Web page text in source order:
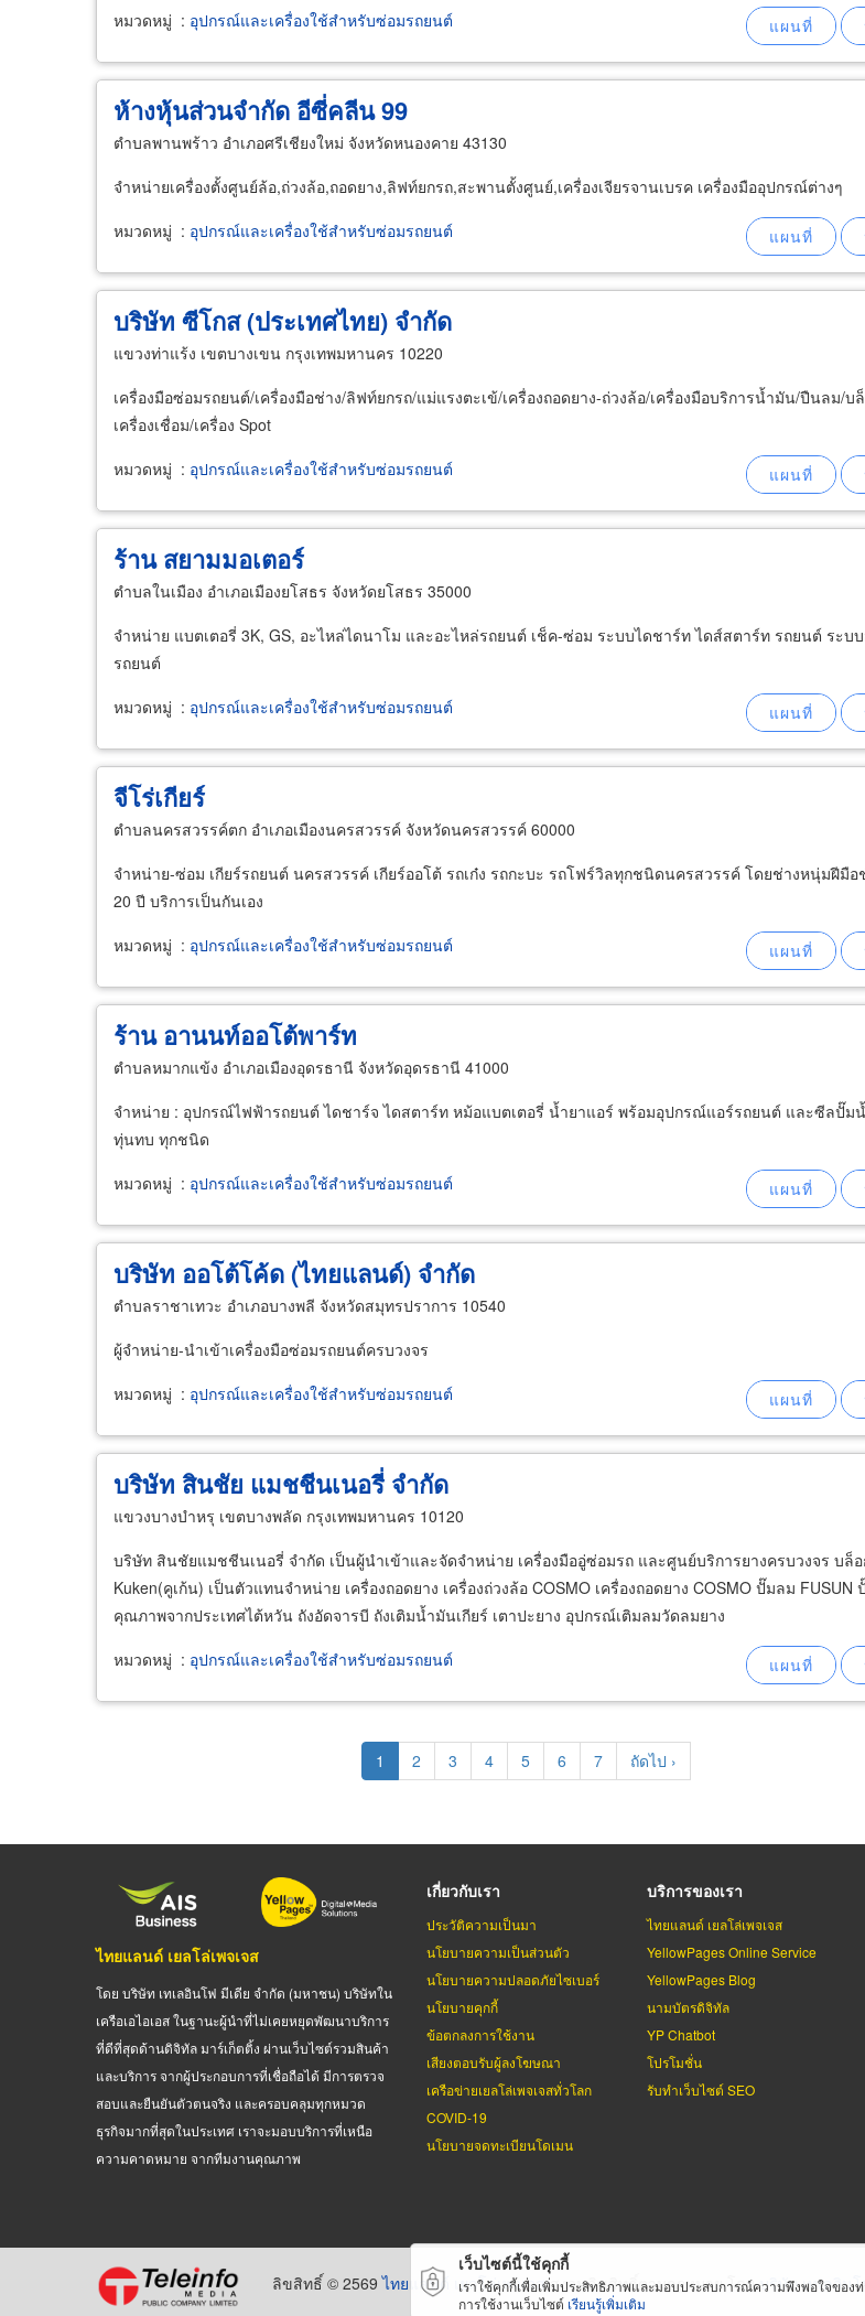
หมวดหมู่ : อุปกรณ์และเครื่องใช้สำหรับซ่อมรถยนต์
ห้างหุ้นส่วนจำกัด อีซี่คลีน 99
ตำบลพานพร้าว อำเภอศรีเชียงใหม่ จังหวัดหนองคาย 43130
จำหน่ายเครื่องตั้งศูนย์ล้อ,ถ่วงล้อ,ถอดยาง,ลิฟท์ยกรถ,สะพานตั้งศูนย์,เครื่องเจียรจานเบรค เครื่องมืออุปกรณ์ต่างๆ
หมวดหมู่ : อุปกรณ์และเครื่องใช้สำหรับซ่อมรถยนต์
บริษัท ซีโกส (ประเทศไทย) จำกัด
แขวงท่าแร้ง เขตบางเขน กรุงเทพมหานคร 10220
เครื่องมือซ่อมรถยนต์/เครื่องมือช่าง/ลิฟท์ยกรถ/แม่แรงตะเข้/เครื่องถอดยาง-ถ่วงล้อ/เครื่องมือบริการน้ำมัน/ปืนลม/บ
เครื่องเชื่อม/เครื่อง Spot
หมวดหมู่ : อุปกรณ์และเครื่องใช้สำหรับซ่อมรถยนต์
ร้าน สยามมอเตอร์
ตำบลในเมือง อำเภอเมืองยโสธร จังหวัดยโสธร 35000
จำหน่าย แบตเตอรี่ 3K, GS, อะไหล่ไดนาโม และอะไหล่รถยนต์ เช็ค-ซ่อม ระบบไดชาร์ท ไดส์สตาร์ท รถยนต์ ระบ
รถยนต์
หมวดหมู่ : อุปกรณ์และเครื่องใช้สำหรับซ่อมรถยนต์
จีโร่เกียร์
ตำบลนครสวรรค์ตก อำเภอเมืองนครสวรรค์ จังหวัดนครสวรรค์ 60000
จำหน่าย-ซ่อม เกียร์รถยนต์ นครสวรรค์ เกียร์ออโต้ รถเก๋ง รถกะบะ รถโฟร์วิลทุกชนิดนครสวรรค์ โดยช่างหนุ่มฝีมื
20 ปี บริการเป็นกันเอง
หมวดหมู่ : อุปกรณ์และเครื่องใช้สำหรับซ่อมรถยนต์
ร้าน อานนท์ออโต้พาร์ท
ตำบลหมากแข้ง อำเภอเมืองอุดรธานี จังหวัดอุดรธานี 41000
จำหน่าย : อุปกรณ์ไฟฟ้ารถยนต์ ไดชาร์จ ไดสตาร์ท หม้อแบตเตอรี่ น้ำยาแอร์ พร้อมอุปกรณ์แอร์รถยนต์ และซีลปั๊ม
ทุ่นทบ ทุกชนิด
หมวดหมู่ : อุปกรณ์และเครื่องใช้สำหรับซ่อมรถยนต์
บริษัท ออโต้โค้ด (ไทยแลนด์) จำกัด
ตำบลราชาเทวะ อำเภอบางพลี จังหวัดสมุทรปราการ 10540
ผู้จำหน่าย-นำเข้าเครื่องมือซ่อมรถยนต์ครบวงจร
หมวดหมู่ : อุปกรณ์และเครื่องใช้สำหรับซ่อมรถยนต์
บริษัท สินชัย แมชชีนเนอรี่ จำกัด
แขวงบางบำหรุ เขตบางพลัด กรุงเทพมหานคร 10120
บริษัท สินชัยแมชชีนเนอรี่ จำกัด เป็นผู้นำเข้าและจัดจำหน่าย เครื่องมืออู่ซ่อมรถ และศูนย์บริการยางครบวงจร บล็
Kuken(คูเก้น) เป็นตัวแทนจำหน่าย เครื่องถอดยาง เครื่องถ่วงล้อ COSMO เครื่องถอดยาง COSMO ปั๊มลม FUSUN
คุณภาพจากประเทศไต้หวัน ถังอัดจารบี ถังเติมน้ำมันเกียร์ เตาปะยาง อุปกรณ์เติมลมวัดลมยาง
หมวดหมู่ : อุปกรณ์และเครื่องใช้สำหรับซ่อมรถยนต์
Current
page
1 Page
2 Page
3 Page
4 Page
5 Page
6 Page
7
Next
page
ถัดไป ›
ไทยแลนด์ เยลโล่เพจเจส
โดย บริษัท เทเลอินโฟ มีเดีย จำกัด (มหาชน) บริษัทใน
เครือเอไอเอส ในฐานะผู้นำที่ไม่เคยหยุดพัฒนาบริการ
ที่ดีที่สุดด้านดิจิทัล มาร์เก็ตติ้ง ผ่านเว็บไซต์รวมสินค้า
และบริการ จากผู้ประกอบการที่เชื่อถือได้ มีการตรวจ
สอบและยืนยันตัวตนจริง และครอบคลุมทุกหมวด
ธุรกิจมากที่สุดในประเทศ เราจะมอบบริการที่เหนือ
ความคาดหมาย จากทีมงานคุณภาพ
เกี่ยวกับเรา
ประวัติความเป็นมา
นโยบายความเป็นส่วนตัว
นโยบายความปลอดภัยไซเบอร์
นโยบายคุกกี้
ข้อตกลงการใช้งาน
เสียงตอบรับผู้ลงโฆษณา
เครือข่ายเยลโล่เพจเจสทั่วโลก
COVID-19
นโยบายจดทะเบียนโดเมน
บริการของเรา
ไทยแลนด์ เยลโล่เพจเจส
YellowPages Online Service
YellowPages Blog
นามบัตรดิจิทัล
YP Chatbot
โปรโมชั่น
รับทำเว็บไซต์ SEO
ลิขสิทธิ์ © 2569ไทยแลนด์ เยลโล่เพจเจสสงวนลิขสิทธิ์ตามกฏหมาย โดยบริษัท เทเลอิน
เว็บไซต์นี้ใช้คุกกี้
เราใช้คุกกี้เพื่อเพิ่มประสิทธิภาพและมอบประสบการณ์ความพึงพอใจของ
การใช้งานเว็บไซต์ เรียนรู้เพิ่มเติม